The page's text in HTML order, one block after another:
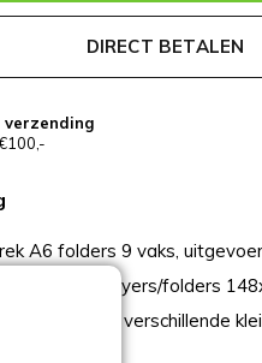
DIRECT BETALEN
verzending
A6 folders 9 vaks,
9006. Voor flyers/folders
Voor 9 verschillende